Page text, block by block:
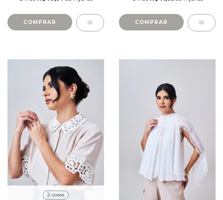
COMPRAR COMPRAR
2 cores